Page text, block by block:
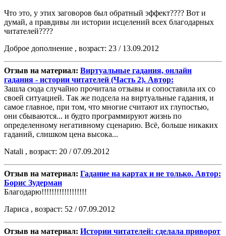
Что это, у этих заговоров был обратный эффект???? Вот и
думай, а правдивы ли истории исцелений всех благодарных
читателей????
Доброе дополнение , возраст: 23 / 13.09.2012
Отзыв на материал: Виртуальные гадания, онлайн
гадания - истории читателей (Часть 2). Автор:
Зашла сюда случайно прочитала отзывы и сопоставила их со
своей ситуацией. Так же подсела на виртуальные гадания, и
самое главное, при том, что многие считают их глупостью,
они сбываются... и будто программируют жизнь по
определенному негативному сценарию. Всё, больше никаких
гаданий, слишком цена высока...
Natali , возраст: 20 / 07.09.2012
Отзыв на материал: Гадание на картах и не только. Автор:
Борис Зудерман
Благодарю!!!!!!!!!!!!!!!!!!
Лариса , возраст: 52 / 07.09.2012
Отзыв на материал: Истории читателей: сделала приворот